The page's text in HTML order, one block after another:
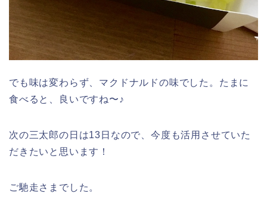
でも味は変わらず、マクドナルドの味でした。たまに
食べると、良いですね〜♪
次の三太郎の日は13日なので、今度も活用させていた
だきたいと思います！
ご馳走さまでした。